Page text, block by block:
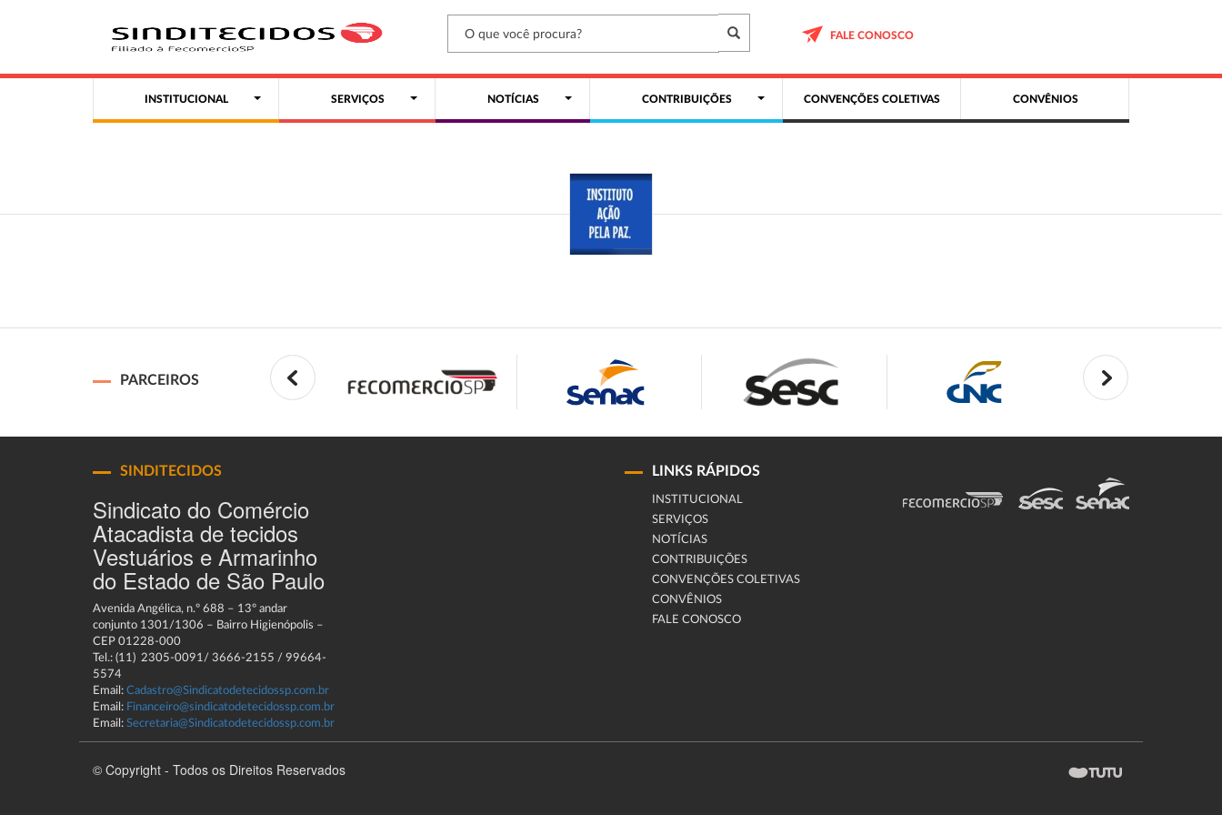
FALE CONOSCO
INSTITUCIONAL SERVIÇOS NOTÍCIAS CONTRIBUIÇÕES CONVENÇÕES COLETIVAS CONVÊNIOS
PARCEIROS
SINDITECIDOS
Sindicato do Comércio
Atacadista de tecidos
Vestuários e Armarinho
do Estado de São Paulo
Avenida Angélica, n.º 688 – 13º andar
conjunto 1301/1306 – Bairro Higienópolis –
CEP 01228-000
Tel.: (11) 2305-0091/ 3666-2155 / 99664-
5574
Email: Cadastro@Sindicatodetecidossp.com.br
Email: Financeiro@sindicatodetecidossp.com.br
Email: Secretaria@Sindicatodetecidossp.com.br
LINKS RÁPIDOS
INSTITUCIONAL
SERVIÇOS
NOTÍCIAS
CONTRIBUIÇÕES
CONVENÇÕES COLETIVAS
CONVÊNIOS
FALE CONOSCO
© Copyright - Todos os Direitos Reservados